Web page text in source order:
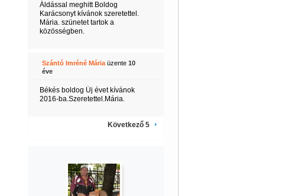
Áldással meghitt Boldog
Karácsonyt kívánok szeretettel.
Mária. szünetet tartok a
közösségben.
Szántó Imréné Máriaüzente 10
éve
Békés boldog Új évet kívánok
2016-ba.Szeretettel.Mária.
Következő 5